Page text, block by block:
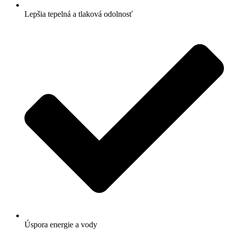
Lepšia tepelná a tlaková odolnosť
Úspora energie a vody